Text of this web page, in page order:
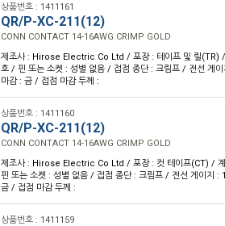
상품번호 : 1411161
QR/P-XC-211(12)
CONN CONTACT 14-16AWG CRIMP GOLD
제조사 : Hirose Electric Co Ltd / 포장 : 테이프 및 릴(TR)
호 / 핀 또는 소켓 : 성별 없음 / 접점 종단 : 크림프 / 전선 게
마감 : 금 / 접점 마감 두께 :
상품번호 : 1411160
QR/P-XC-211(12)
CONN CONTACT 14-16AWG CRIMP GOLD
제조사 : Hirose Electric Co Ltd / 포장 : 컷 테이프(CT) /
핀 또는 소켓 : 성별 없음 / 접점 종단 : 크림프 / 전선 게이지 :
금 / 접점 마감 두께 :
상품번호 : 1411159